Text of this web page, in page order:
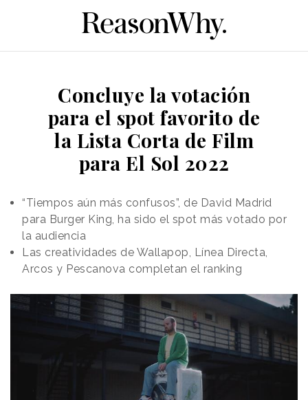
Concluye la votación
para el spot favorito de
la Lista Corta de Film
para El Sol 2022
“Tiempos aún más confusos”, de David Madrid
para Burger King, ha sido el spot más votado por
la audiencia
Las creatividades de Wallapop, Línea Directa,
Arcos y Pescanova completan el ranking